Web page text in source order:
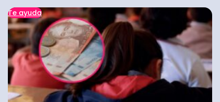
Te ayuda